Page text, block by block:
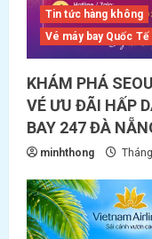
Tin tức hàng không
Vé máy bay Quốc Tế
KHÁM PHÁ
VÉ ƯU ĐÃI HẤP
BAY 247 ĐÀ
minhthong